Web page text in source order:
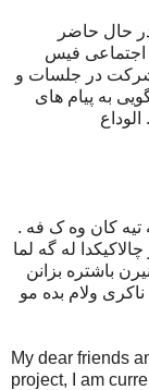
حال حاضر
اجتماعی فیس
شرکت در جلسات و
به پیام های
. تیه کان وه ک فه
له گه لما
باشتره بزانن
ولام بده مو
My dear friends
project, I am